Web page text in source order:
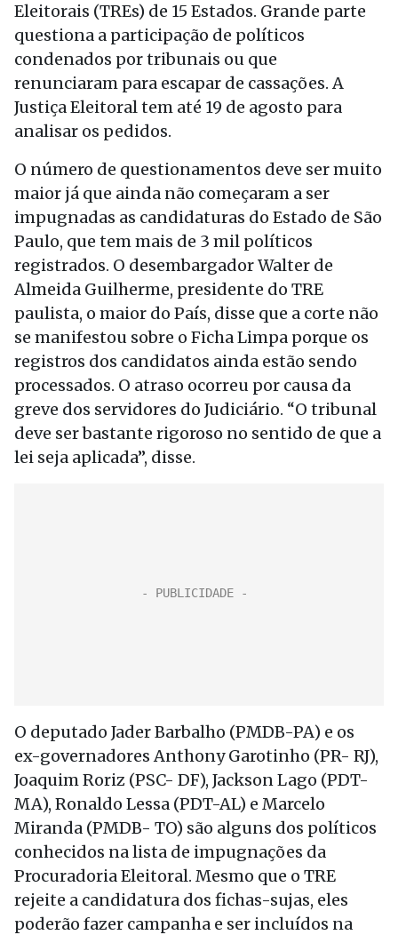
Eleitorais (TREs) de 15 Estados. Grande parte
questiona a participação de políticos
condenados por tribunais ou que
renunciaram para escapar de cassações. A
Justiça Eleitoral tem até 19 de agosto para
analisar os pedidos.
O número de questionamentos deve ser muito
maior já que ainda não começaram a ser
impugnadas as candidaturas do Estado de São
Paulo, que tem mais de 3 mil políticos
registrados. O desembargador Walter de
Almeida Guilherme, presidente do TRE
paulista, o maior do País, disse que a corte não
se manifestou sobre o Ficha Limpa porque os
registros dos candidatos ainda estão sendo
processados. O atraso ocorreu por causa da
greve dos servidores do Judiciário. “O tribunal
deve ser bastante rigoroso no sentido de que a
lei seja aplicada”, disse.
O deputado Jader Barbalho (PMDB-PA) e os
ex-governadores Anthony Garotinho (PR- RJ),
Joaquim Roriz (PSC- DF), Jackson Lago (PDT-
MA), Ronaldo Lessa (PDT-AL) e Marcelo
Miranda (PMDB- TO) são alguns dos políticos
conhecidos na lista de impugnações da
Procuradoria Eleitoral. Mesmo que o TRE
rejeite a candidatura dos fichas-sujas, eles
poderão fazer campanha e ser incluídos na